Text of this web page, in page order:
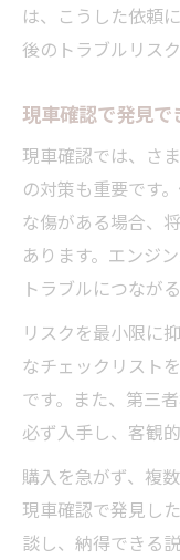
は、こうした依頼
後のトラブルリス
現車確認で発見
現車確認では、さ
の対策も重要です
な傷がある場合、
あります。エンジ
トラブルにつなが
リスクを最小限に
なチェックリスト
です。また、第三
必ず入手し、客観
購入を急がず、複
現車確認で発見し
談し、納得できる